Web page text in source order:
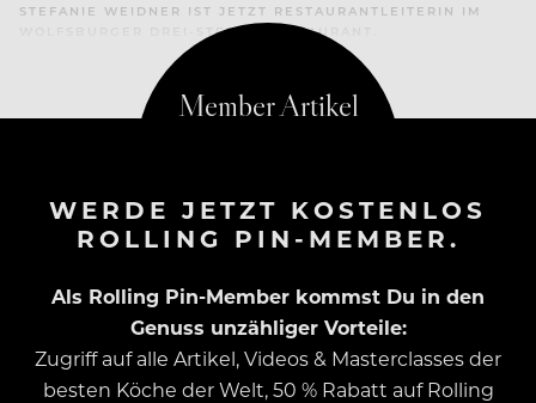
STEFANIE WEIDNER IST JETZT RESTAURANTLEITERIN IM
WOLFSBURGER DREI-STERNE-RESTAURANT.
WERDE JETZT KOSTENLOS
ROLLING PIN-MEMBER.
Als Rolling Pin-Member kommst Du in den
Genuss unzähliger Vorteile:
Zugriff auf alle Artikel, Videos & Masterclasses der
besten Köche der Welt, 50 % Rabatt auf Rolling